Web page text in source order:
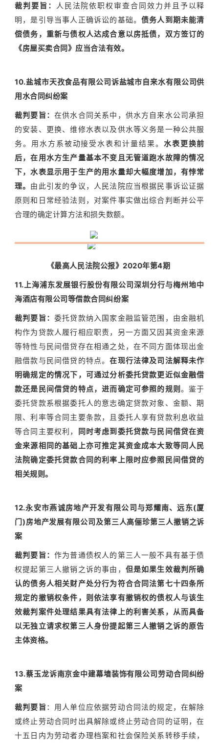
裁判要旨： 人民法院依职权审查合同效力并且予以释
明，是引导当事人正确诉讼的基础。债务人到期未能清
偿债务，重新与债权人达成合意以房抵债，双方签订的
《房屋买卖合同》应当合法有效。
10.盐城市天孜食品有限公司诉盐城市自来水有限公司供
用水合同纠纷案
裁判要旨： 在供水合同关系中，供水方自来水公司承担
的安装、更换、维修水表以及供水等义务是一种公共服
务。用水方系被动接受水表和计量结果。 水表更换前
后，在用水方生产量基本不变且无管道跑水故障的情况
下，水表显示用于生产的用水量却大幅度增加，有悖常
理。 由此引发的争议，人民法院应当根据民事诉讼证据
原则和日常经验法则，对案件事实做出综合判断并公平
合理的确定计算方法和损失数额。
《最高人民法院公报》2020年第4期
11.上海浦东发展银行股份有限公司深圳分行与梅州地中
海酒店有限公司等借款合同纠纷案
裁判要旨： 委托贷款纳入国家金融监管范围，由金融机
构作为贷款人履行相应职责，另一方面又因其资金来源
等特性与民间借贷存在相通之处，在不同方面体现出金
融借款与民间借贷的特点。在现行法律及司法解释未作
明确规定的情况下，可通过分析委托贷款更近似金融借
款还是民间借贷的特点，进而确定可参照的规则。鉴于
委托贷款系根据委托人的意志确定贷款对象、金额、期
限、利率等合同主要条款，且委托人享有贷款利息收益
等合同主要权利， 同时考虑到委托贷款与民间借贷在资
金来源相同的基础上亦可推定其资金成本大致等同人民
法院确定委托贷款合同的利率上限时应参照民间借贷的
相关规则。
12.永安市燕诚房地产开发有限公司与郑耀南、远东(厦
门)房地产发展有限公司及第三人高俪珍第三人撤销之诉
案
裁判要旨： 作为普通债权人的第三人一般不具有基于债
权提起第三人撤销之诉的事由， 但是如果生效裁判所确
认的债务人相关财产处分行为符合合同法第七十四条所
规定的撤销权条件，则依法享有撤销权的债权人与该生
效裁判案件处理结果具有法律上的利害关系，从而具备
以无独立请求权第三人身份提起第三人撤销之诉的原告
主体资格。
13.蔡玉龙诉南京金中建幕墙装饰有限公司劳动合同纠纷
案
裁判要旨 ：用人单位应依据劳动合同法的规定，在解除
或终止劳动合同时出具解除或终止劳动合同的证明，在
十五日内为劳动者办理档案和社会保险关系转移手续，